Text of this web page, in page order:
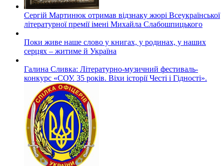
Сергій Мартинюк отримав відзнаку жюрі Всеукраїнської
літературної премії імені Михайла Слабошпицького
Поки живе наше слово у книгах, у родинах, у наших
серцях – житиме й Україна
Галина Сливка: Літературно-музичний фестиваль-
конкурс «СОУ. 35 років. Віхи історії Честі і Гідності».